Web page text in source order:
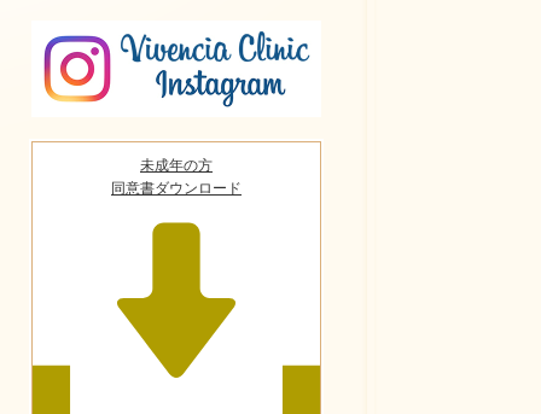
未成年の方
同意書ダウンロード